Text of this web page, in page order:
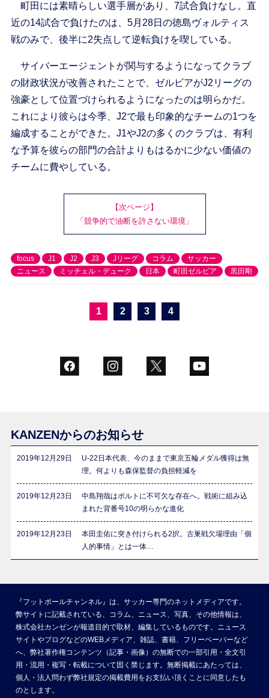
町田には素晴らしい選手層があり、7試合負けなし。直
近の14試合で負けたのは、5月28日の徳島ヴォルティス
戦のみで、後半に2失点して逆転負けを喫している。
サイバーエージェントが関与するようになってクラブ
の財政状況が改善されたことで、ゼルビアがJ2リーグの
強豪として位置づけられるようになったのは明らかだ。
これにより彼らは今季、J2で最も印象的なチームの1つを
編成することができた。J1やJ2の多くのクラブは、有利
な予算を彼らの部門の合計よりもはるかに少ない価値の
チームに費やしている。
【次ページ】
「競争的で油断を許さない環境」
focus J1 J2 J3 Jリーグ コラム
サッカー
ニュース
ミッチェル・デューク 日本 町田ゼルビア 黒田剛
1 2 3 4
KANZENからのお知らせ
2019年12月29日
U-22日本代表、今のままで東京五輪メダル獲得は無
理。何よりも森保監督の負担軽減を
2019年12月23日
中島翔哉はポルトに不可欠な存在へ。戦術に組み込
まれた背番号10の明らかな進化
2019年12月23日
本田圭佑に突き付けられる2択。古巣戦欠場理由「個
人的事情」とは一体…
『フットボールチャンネル』は、サッカー専門のネットメディアです。
弊サイトに記載されている、コラム、ニュース、写真、その他情報は、
株式会社カンゼンが報道目的で取材、編集しているものです。ニュース
サイトやブログなどのWEBメディア、雑誌、書籍、フリーペーパーなど
へ、弊社著作権コンテンツ（記事・画像）の無断での一部引用・全文引
用・流用・複写・転載について固く禁じます。無断掲載にあたっては、
個人・法人問わず弊社規定の掲載費用をお支払い頂くことに同意したも
のとします。